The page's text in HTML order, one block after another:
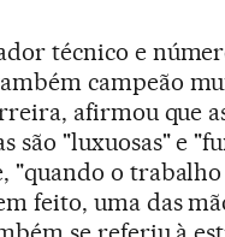
técnico e
campeão
afirmou que
são "luxuosas" e
"quando o
feito, uma das